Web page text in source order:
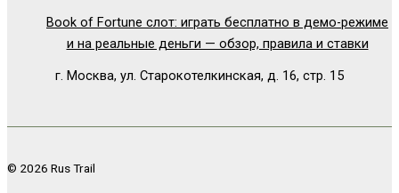
Book of Fortune слот: играть бесплатно в демо-режиме
и на реальные деньги — обзор, правила и ставки
г. Москва, ул. Старокотелкинская, д. 16, стр. 15
© 2026 Rus Trail